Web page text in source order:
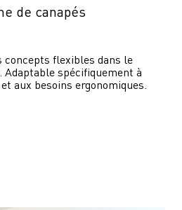
de canapés
concepts flexibles dans le
spécifiquement à
aux besoins ergonomiques.